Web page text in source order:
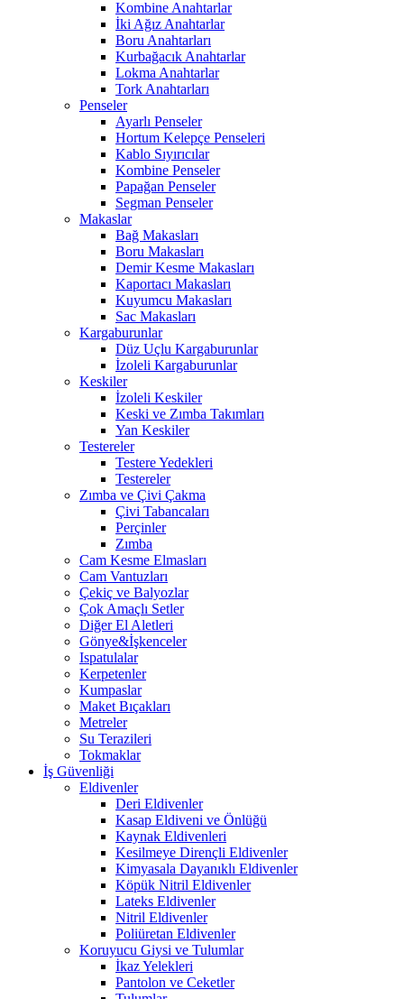
Kombine Anahtarlar
İki Ağız Anahtarlar
Boru Anahtarları
Kurbağacık Anahtarlar
Lokma Anahtarlar
Tork Anahtarları
Penseler
Ayarlı Penseler
Hortum Kelepçe Penseleri
Kablo Sıyırıcılar
Kombine Penseler
Papağan Penseler
Segman Penseler
Makaslar
Bağ Makasları
Boru Makasları
Demir Kesme Makasları
Kaportacı Makasları
Kuyumcu Makasları
Sac Makasları
Kargaburunlar
Düz Uçlu Kargaburunlar
İzoleli Kargaburunlar
Keskiler
İzoleli Keskiler
Keski ve Zımba Takımları
Yan Keskiler
Testereler
Testere Yedekleri
Testereler
Zımba ve Çivi Çakma
Çivi Tabancaları
Perçinler
Zımba
Cam Kesme Elmasları
Cam Vantuzları
Çekiç ve Balyozlar
Çok Amaçlı Setler
Diğer El Aletleri
Gönye&İşkenceler
Ispatulalar
Kerpetenler
Kumpaslar
Maket Bıçakları
Metreler
Su Terazileri
Tokmaklar
İş Güvenliği
Eldivenler
Deri Eldivenler
Kasap Eldiveni ve Önlüğü
Kaynak Eldivenleri
Kesilmeye Dirençli Eldivenler
Kimyasala Dayanıklı Eldivenler
Köpük Nitril Eldivenler
Lateks Eldivenler
Nitril Eldivenler
Poliüretan Eldivenler
Koruyucu Giysi ve Tulumlar
İkaz Yelekleri
Pantolon ve Ceketler